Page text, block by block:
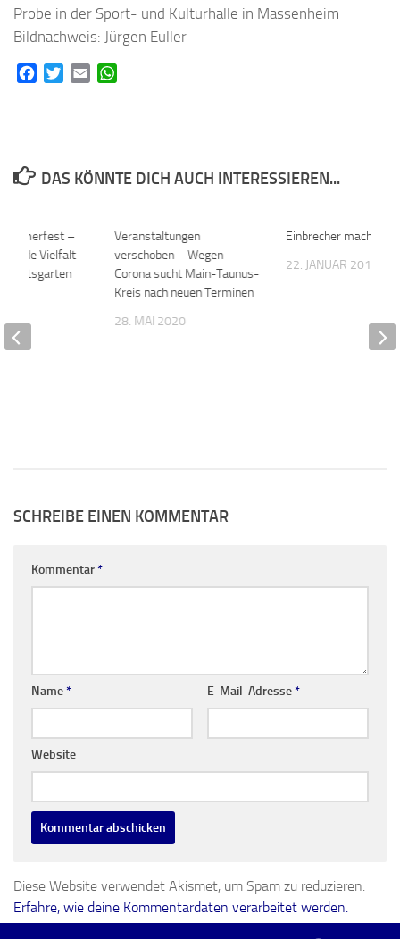
Probe in der Sport- und Kulturhalle in Massenheim
Bildnachweis: Jürgen Euller
FacebookTwitterEmail
DAS KÖNNTE DICH AUCH INTERESSIEREN...
Veranstaltungen
verschoben – Wegen
Corona sucht Main-Taunus-
Kreis nach neuen Terminen
28. MAI 2020
Einbrecher machen
22. JANUAR 2019
–
Vielfalt
SCHREIBE EINEN KOMMENTAR
Kommentar*
Name* E-Mail-Adresse*
Website
Diese Website verwendet Akismet, um Spam zu reduzieren.
Erfahre, wie deine Kommentardaten verarbeitet werden.